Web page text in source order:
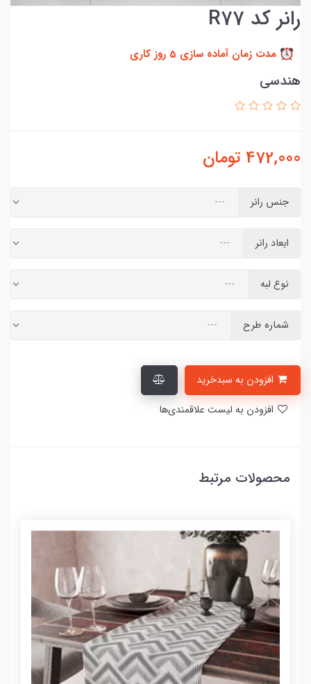
رانر کد R77
مدت زمان آماده سازی 5 روز کاری
هندسی
472,000 تومان
جنس رانر
ابعاد رانر
نوع لبه
شماره طرح
محصولات مرتبط